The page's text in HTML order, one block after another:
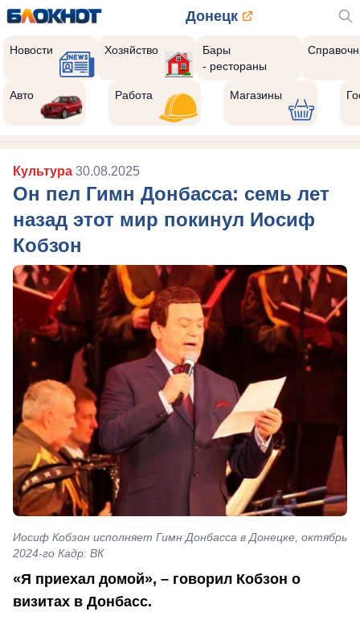
Донецк
Новости Хозяйство
Бары
- рестораны
Авто Работа Магазины
Культура 30.08.2025
Он пел Гимн Донбасса: семь лет
назад этот мир покинул Иосиф
Кобзон
Иосиф Кобзон исполняет Гимн Донбасса в Донецке, октябрь
2024-го Кадр: ВК
«Я приехал домой», – говорил Кобзон о
визитах в Донбасс.